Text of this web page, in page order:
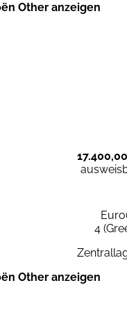
Other anzeigen
4
Other anzeigen